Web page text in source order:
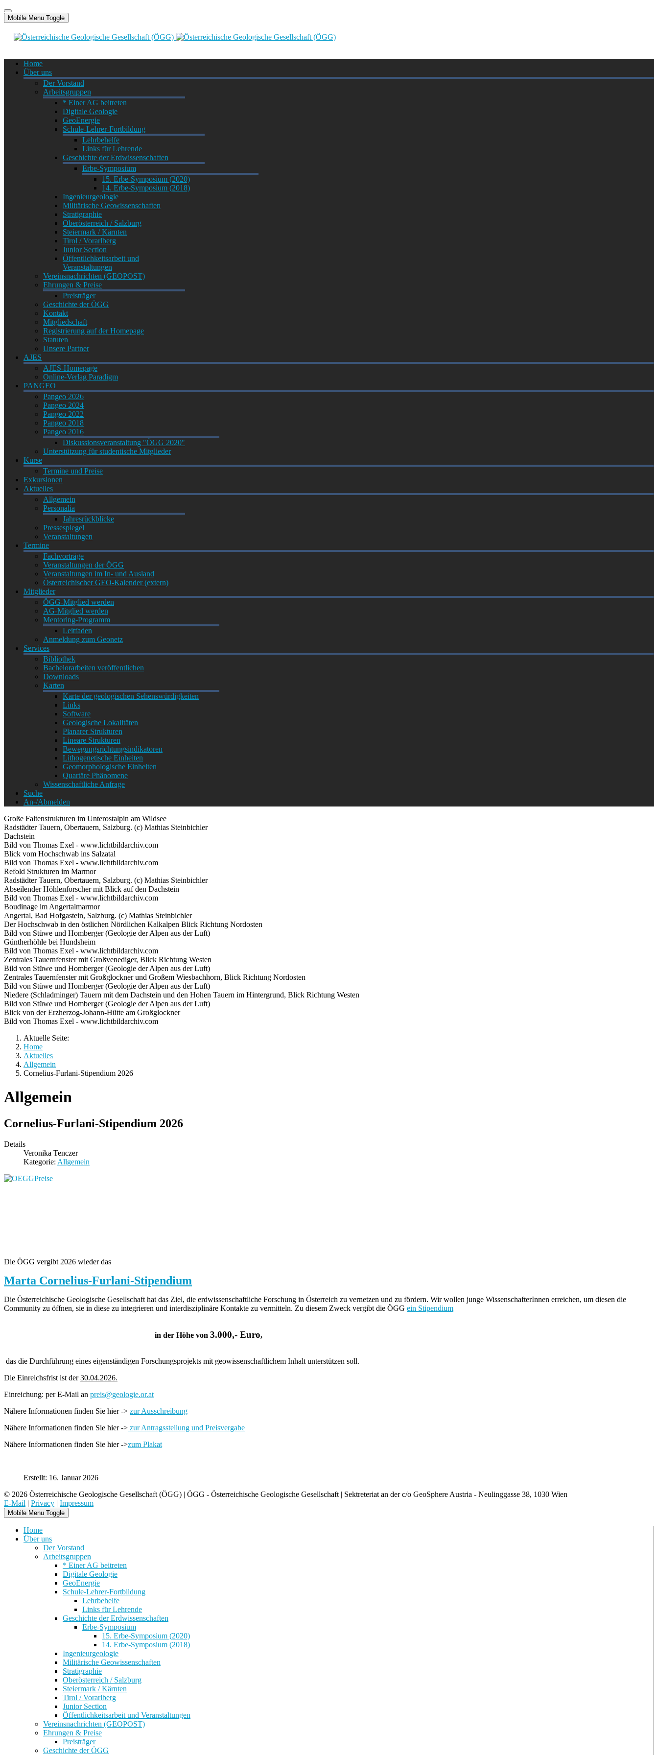
Mobile Menu Toggle
Home
Über uns
Der Vorstand
Arbeitsgruppen
* Einer AG beitreten
Digitale Geologie
GeoEnergie
Schule-Lehrer-Fortbildung
Lehrbehelfe
Links für Lehrende
Geschichte der Erdwissenschaften
Erbe-Symposium
15. Erbe-Symposium (2020)
14. Erbe-Symposium (2018)
Ingenieurgeologie
Militärische Geowissenschaften
Stratigraphie
Oberösterreich / Salzburg
Steiermark / Kärnten
Tirol / Vorarlberg
Junior Section
Öffentlichkeitsarbeit und
Veranstaltungen
Vereinsnachrichten (GEOPOST)
Ehrungen & Preise
Preisträger
Geschichte der ÖGG
Kontakt
Mitgliedschaft
Registrierung auf der Homepage
Statuten
Unsere Partner
AJES
AJES-Homepage
Online-Verlag Paradigm
PANGEO
Pangeo 2026
Pangeo 2024
Pangeo 2022
Pangeo 2018
Pangeo 2016
Diskussionsveranstaltung "ÖGG 2020"
Unterstützung für studentische Mitglieder
Kurse
Termine und Preise
Exkursionen
Aktuelles
Allgemein
Personalia
Jahresrückblicke
Pressespiegel
Veranstaltungen
Termine
Fachvorträge
Veranstaltungen der ÖGG
Veranstaltungen im In- und Ausland
Österreichischer GEO-Kalender (extern)
Mitglieder
ÖGG-Mitglied werden
AG-Mitglied werden
Mentoring-Programm
Leitfaden
Anmeldung zum Geonetz
Services
Bibliothek
Bachelorarbeiten veröffentlichen
Downloads
Karten
Karte der geologischen Sehenswürdigkeiten
Links
Software
Geologische Lokalitäten
Planarer Strukturen
Lineare Strukturen
Bewegungsrichtungsindikatoren
Lithogenetische Einheiten
Geomorphologische Einheiten
Quartäre Phänomene
Wissenschaftliche Anfrage
Suche
An-/Abmelden
Große Faltenstrukturen im Unterostalpin am Wildsee
Radstädter Tauern, Obertauern, Salzburg. (c) Mathias Steinbichler
Dachstein
Bild von Thomas Exel - www.lichtbildarchiv.com
Blick vom Hochschwab ins Salzatal
Bild von Thomas Exel - www.lichtbildarchiv.com
Refold Strukturen im Marmor
Radstädter Tauern, Obertauern, Salzburg. (c) Mathias Steinbichler
Abseilender Höhlenforscher mit Blick auf den Dachstein
Bild von Thomas Exel - www.lichtbildarchiv.com
Boudinage im Angertalmarmor
Angertal, Bad Hofgastein, Salzburg. (c) Mathias Steinbichler
Der Hochschwab in den östlichen Nördlichen Kalkalpen Blick Richtung Nordosten
Bild von Stüwe und Homberger (Geologie der Alpen aus der Luft)
Güntherhöhle bei Hundsheim
Bild von Thomas Exel - www.lichtbildarchiv.com
Zentrales Tauernfenster mit Großvenediger, Blick Richtung Westen
Bild von Stüwe und Homberger (Geologie der Alpen aus der Luft)
Zentrales Tauernfenster mit Großglockner und Großem Wiesbachhorn, Blick Richtung Nordosten
Bild von Stüwe und Homberger (Geologie der Alpen aus der Luft)
Niedere (Schladminger) Tauern mit dem Dachstein und den Hohen Tauern im Hintergrund, Blick Richtung Westen
Bild von Stüwe und Homberger (Geologie der Alpen aus der Luft)
Blick von der Erzherzog-Johann-Hütte am Großglockner
Bild von Thomas Exel - www.lichtbildarchiv.com
Aktuelle Seite:
Home
Aktuelles
Allgemein
Cornelius-Furlani-Stipendium 2026
Allgemein
Cornelius-Furlani-Stipendium 2026
Details
Veronika Tenczer
Kategorie: Allgemein
Die ÖGG vergibt 2026 wieder das
Marta Cornelius-Furlani-Stipendium
Die Österreichische Geologische Gesellschaft hat das Ziel, die erdwissenschaftliche Forschung in Österreich zu vernetzen und zu fördern. Wir wollen junge WissenschafterInnen erreichen, um diesen die
Community zu öffnen, sie in diese zu integrieren und interdisziplinäre Kontakte zu vermitteln. Zu diesem Zweck vergibt die ÖGG ein Stipendium
in der Höhe von 3.000,- Euro,
das die Durchführung eines eigenständigen Forschungsprojekts mit geowissenschaftlichem Inhalt unterstützen soll.
Die Einreichsfrist ist der30.04.2026.
Einreichung: per E-Mail an preis@geologie.or.at
Nähere Informationen finden Sie hier -> zur Ausschreibung
Nähere Informationen finden Sie hier -> zur Antragsstellung und Preisvergabe
Nähere Informationen finden Sie hier ->zum Plakat
Erstellt: 16. Januar 2026
© 2026 Österreichische Geologische Gesellschaft (ÖGG) | ÖGG - Österreichische Geologische Gesellschaft | Sektreteriat an der c/o GeoSphere Austria - Neulinggasse 38, 1030 Wien
E-Mail | Privacy | Impressum
Mobile Menu Toggle
Home
Über uns
Der Vorstand
Arbeitsgruppen
* Einer AG beitreten
Digitale Geologie
GeoEnergie
Schule-Lehrer-Fortbildung
Lehrbehelfe
Links für Lehrende
Geschichte der Erdwissenschaften
Erbe-Symposium
15. Erbe-Symposium (2020)
14. Erbe-Symposium (2018)
Ingenieurgeologie
Militärische Geowissenschaften
Stratigraphie
Oberösterreich / Salzburg
Steiermark / Kärnten
Tirol / Vorarlberg
Junior Section
Öffentlichkeitsarbeit und Veranstaltungen
Vereinsnachrichten (GEOPOST)
Ehrungen & Preise
Preisträger
Geschichte der ÖGG